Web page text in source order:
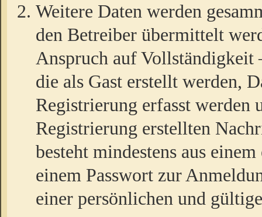
Weitere Daten werden
den Betreiber übermittelt
Anspruch auf
die als Gast erstellt werden,
Registrierung erfasst werden
Registrierung erstellten
besteht mindestens aus
einem Passwort zur
einer persönlichen und